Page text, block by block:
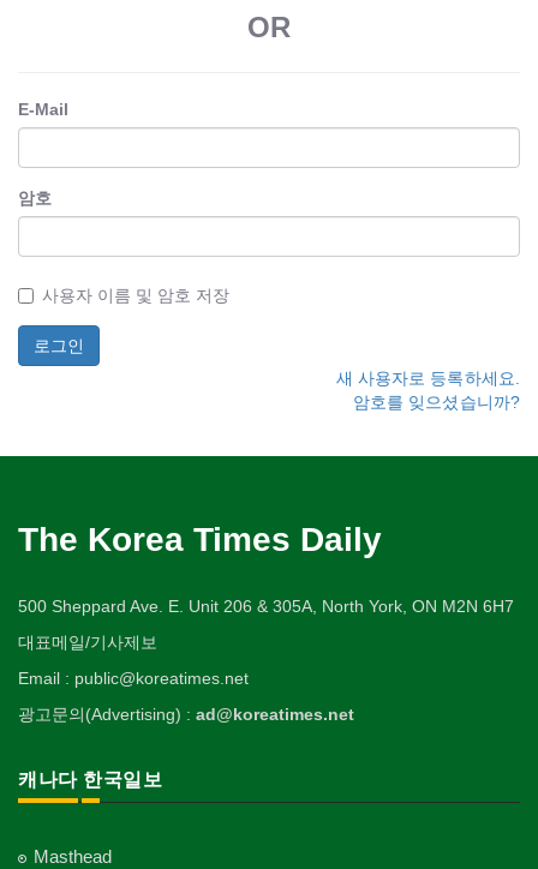
OR
E-Mail
암호
사용자 이름 및 암호 저장
새 사용자로 등록하세요.
암호를 잊으셨습니까?
The Korea Times Daily
500 Sheppard Ave. E. Unit 206 & 305A, North York, ON M2N 6H7
대표메일/기사제보
Email : public@koreatimes.net
광고문의(Advertising) : ad@koreatimes.net
캐나다 한국일보
Masthead